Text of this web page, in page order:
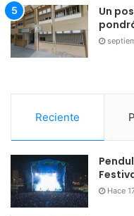
Un
Reciente
Hace